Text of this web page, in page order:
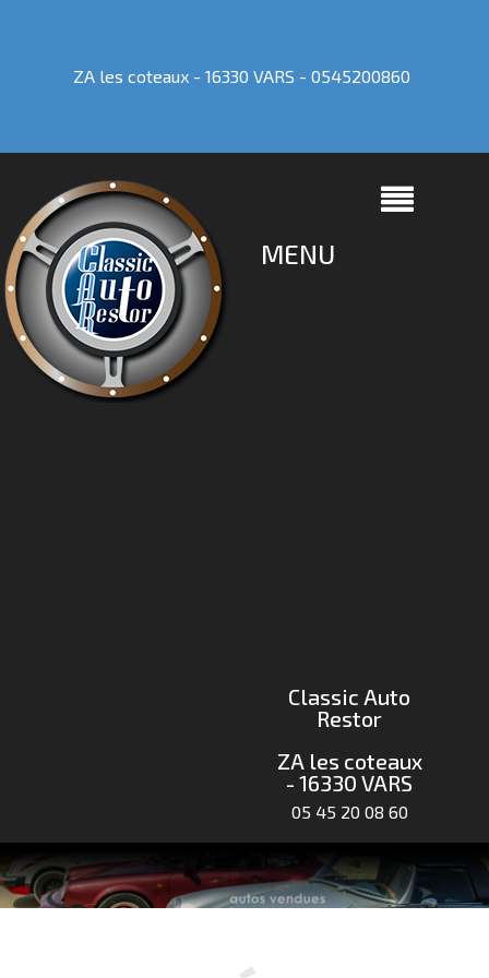
ZA les coteaux - 16330 VARS -0545200860
MENU
Classic Auto
Restor
ZA les coteaux
- 16330 VARS
05 45 20 08 60